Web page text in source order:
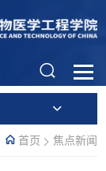
首页 焦点新闻